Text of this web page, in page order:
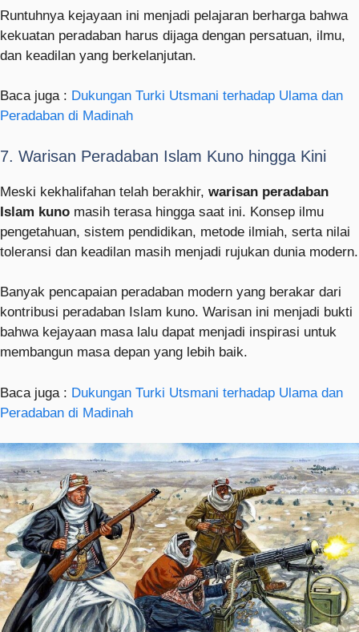
Runtuhnya kejayaan ini menjadi pelajaran berharga bahwa
kekuatan peradaban harus dijaga dengan persatuan, ilmu,
dan keadilan yang berkelanjutan.
Baca juga : Dukungan Turki Utsmani terhadap Ulama dan
Peradaban di Madinah
7. Warisan Peradaban Islam Kuno hingga Kini
Meski kekhalifahan telah berakhir, warisan peradaban
Islam kuno masih terasa hingga saat ini. Konsep ilmu
pengetahuan, sistem pendidikan, metode ilmiah, serta nilai
toleransi dan keadilan masih menjadi rujukan dunia modern.
Banyak pencapaian peradaban modern yang berakar dari
kontribusi peradaban Islam kuno. Warisan ini menjadi bukti
bahwa kejayaan masa lalu dapat menjadi inspirasi untuk
membangun masa depan yang lebih baik.
Baca juga : Dukungan Turki Utsmani terhadap Ulama dan
Peradaban di Madinah